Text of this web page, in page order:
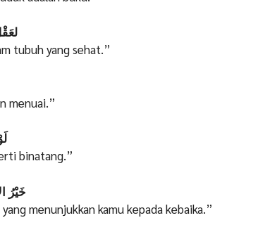
13.
tubuh yang sehat.”
menuai.”
binatang.”
16.
menunjukkan kamu kepada kebaika.”